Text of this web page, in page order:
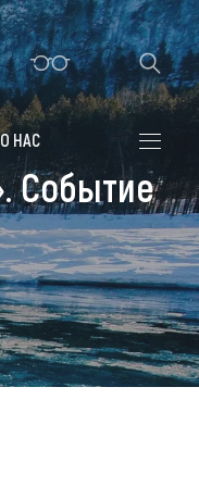
отели
О НАС
Событие